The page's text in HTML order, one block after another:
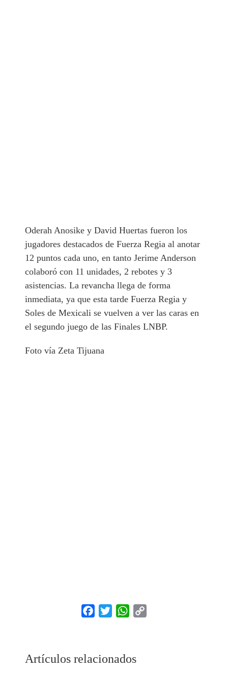
Oderah Anosike y David Huertas fueron los
jugadores destacados de Fuerza Regia al anotar
12 puntos cada uno, en tanto Jerime Anderson
colaboró con 11 unidades, 2 rebotes y 3
asistencias. La revancha llega de forma
inmediata, ya que esta tarde Fuerza Regia y
Soles de Mexicali se vuelven a ver las caras en
el segundo juego de las Finales LNBP.
Foto vía Zeta Tijuana
Facebook
Twitter WhatsApp
Artículos relacionados